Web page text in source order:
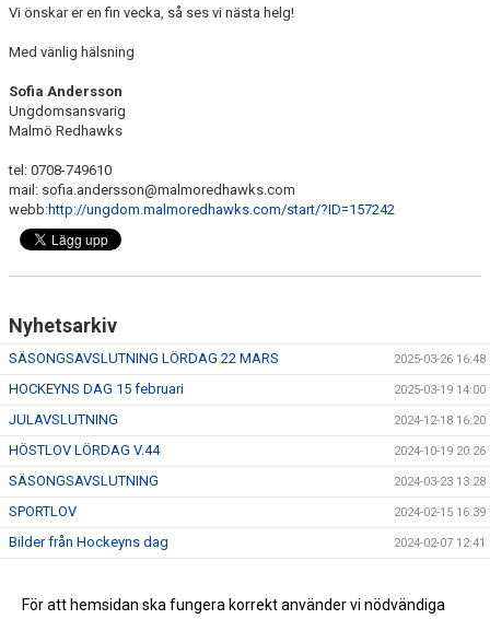
Vi önskar er en fin vecka, så ses vi nästa helg!
Med vänlig hälsning
Sofia Andersson
Ungdomsansvarig
Malmö Redhawks
tel: 0708-749610
mail: sofia.andersson@malmoredhawks.com
webb:http://ungdom.malmoredhawks.com/start/?ID=157242
Nyhetsarkiv
SÄSONGSAVSLUTNING LÖRDAG 22 MARS 2025-03-26 16:48
HOCKEYNS DAG 15 februari 2025-03-19 14:00
JULAVSLUTNING 2024-12-18 16:20
HÖSTLOV LÖRDAG V.44 2024-10-19 20:26
SÄSONGSAVSLUTNING 2024-03-23 13:28
SPORTLOV 2024-02-15 16:39
Bilder från Hockeyns dag 2024-02-07 12:41
GLAD HALLOWEEN 2023-10-28 13:49
För att hemsidan ska fungera korrekt använder vi nödvändiga